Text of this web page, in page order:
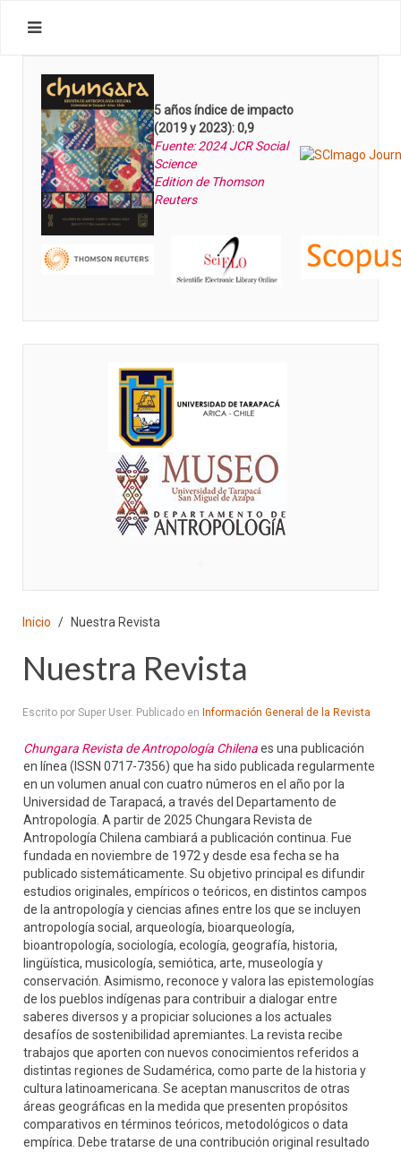
5 años índice de impacto
(2019 y 2023): 0,9
Fuente: 2024 JCR Social
Science
Edition de Thomson
Reuters
Inicio Nuestra Revista
Nuestra Revista
Escrito por Super User. Publicado en Información General de la Revista
Chungara Revista de Antropología Chilenaes una publicación
en línea (ISSN 0717-7356) que ha sido publicada regularmente
en un volumen anual con cuatro números en el año por la
Universidad de Tarapacá, a través del Departamento de
Antropología. A partir de 2025 Chungara Revista de
Antropología Chilena cambiará a publicación continua. Fue
fundada en noviembre de 1972 y desde esa fecha se ha
publicado sistemáticamente. Su objetivo principal es difundir
estudios originales, empíricos o teóricos, en distintos campos
de la antropología y ciencias afines entre los que se incluyen
antropología social, arqueología, bioarqueología,
bioantropología, sociología, ecología, geografía, historia,
lingüística, musicología, semiótica, arte, museología y
conservación. Asimismo, reconoce y valora las epistemologías
de los pueblos indígenas para contribuir a dialogar entre
saberes diversos y a propiciar soluciones a los actuales
desafíos de sostenibilidad apremiantes. La revista recibe
trabajos que aporten con nuevos conocimientos referidos a
distintas regiones de Sudamérica, como parte de la historia y
cultura latinoamericana. Se aceptan manuscritos de otras
áreas geográficas en la medida que presenten propósitos
comparativos en términos teóricos, metodológicos o data
empírica. Debe tratarse de una contribución original resultado